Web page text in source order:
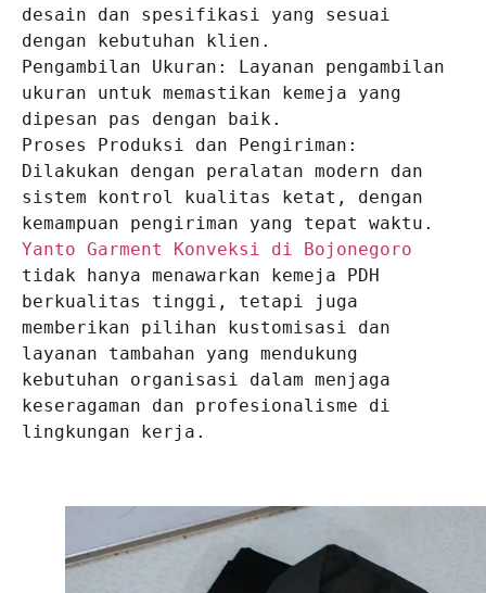
desain dan spesifikasi yang sesuai
dengan kebutuhan klien.
Pengambilan Ukuran: Layanan pengambilan
ukuran untuk memastikan kemeja yang
dipesan pas dengan baik.
Proses Produksi dan Pengiriman:
Dilakukan dengan peralatan modern dan
sistem kontrol kualitas ketat, dengan
Yanto Garment Konveksi di Bojonegoro
tidak hanya menawarkan kemeja PDH
berkualitas tinggi, tetapi juga
memberikan pilihan kustomisasi dan
layanan tambahan yang mendukung
kebutuhan organisasi dalam menjaga
keseragaman dan profesionalisme di
lingkungan kerja.